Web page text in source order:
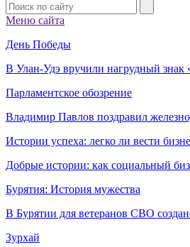
Меню сайта
День Победы
В Улан-Удэ вручили нагрудный
Парламентское обозрение
Владимир Павлов поздравил
Истории успеха: легко ли вести
Добрые истории: как социальный
Бурятия: История мужества
В Бурятии для ветеранов СВО
Зурхай